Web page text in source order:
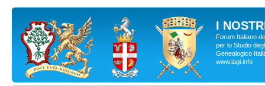
I
Forum Italiano
per lo Studio
Genealogico
www.iagi.info